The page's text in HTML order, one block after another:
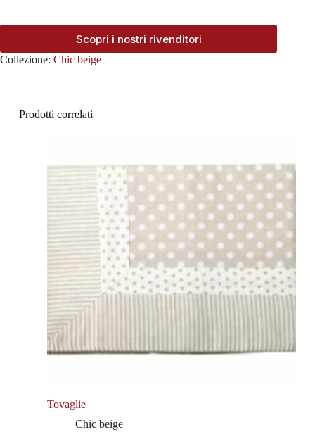
Scopri i nostri rivenditori
Collezione: Chic beige
Prodotti correlati
Tovaglie
Chic beige